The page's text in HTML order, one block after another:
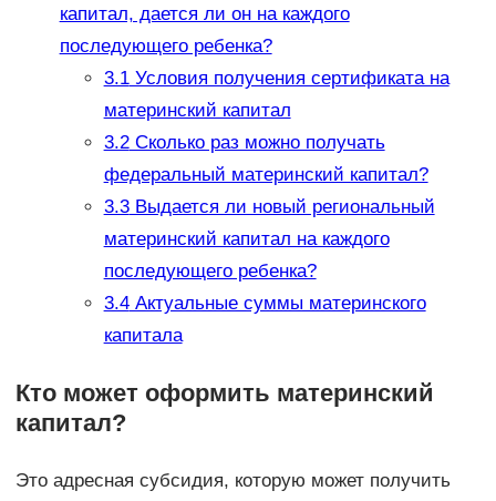
капитал, дается ли он на каждого
последующего ребенка?
3.1Условия получения сертификата на
материнский капитал
3.2Сколько раз можно получать
федеральный материнский капитал?
3.3Выдается ли новый региональный
материнский капитал на каждого
последующего ребенка?
3.4Актуальные суммы материнского
капитала
Кто может оформить материнский
капитал?
Это адресная субсидия, которую может получить